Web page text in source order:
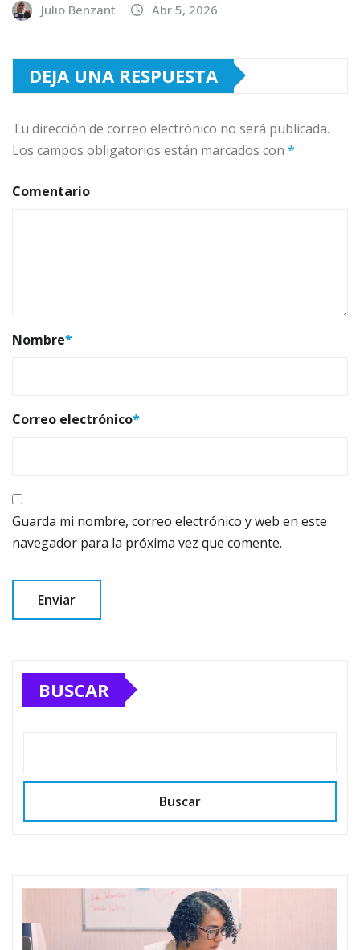
Julio Benzant Abr 5, 2026
DEJA UNA RESPUESTA
Tu dirección de correo electrónico no será publicada.
Los campos obligatorios están marcados con *
Comentario
Nombre*
Correo electrónico*
Guarda mi nombre, correo electrónico y web en este
navegador para la próxima vez que comente.
BUSCAR
Buscar